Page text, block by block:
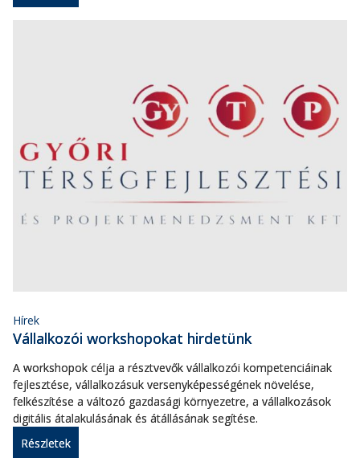
Hírek
Vállalkozói workshopokat hirdetünk
A workshopok célja a résztvevők vállalkozói kompetenciáinak
fejlesztése, vállalkozásuk versenyképességének növelése,
felkészítése a változó gazdasági környezetre, a vállalkozások
digitális átalakulásának és átállásának segítése.
Részletek